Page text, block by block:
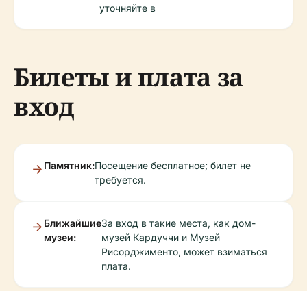
уточняйте в
Билеты и плата за
вход
Памятник:Посещение бесплатное; билет не
требуется.
Ближайшие
музеи:
За вход в такие места, как дом-
музей Кардуччи и Музей
Рисорджименто, может взиматься
плата.